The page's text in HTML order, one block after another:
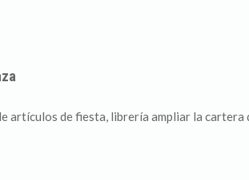
artículos de fiesta, librería ampliar la cartera